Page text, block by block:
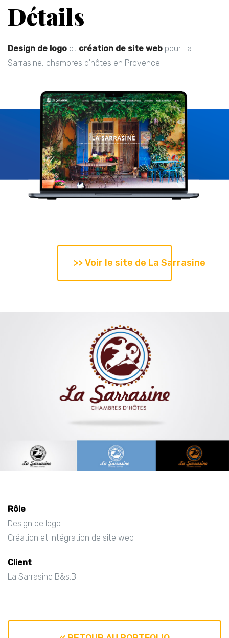
Détails
Design de logo et création de site web pour La
Sarrasine, chambres d'hôtes en Provence.
>> Voir le site de La Sarrasine
Rôle
Design de logp
Création et intégration de site web
Client
La Sarrasine B&s;B